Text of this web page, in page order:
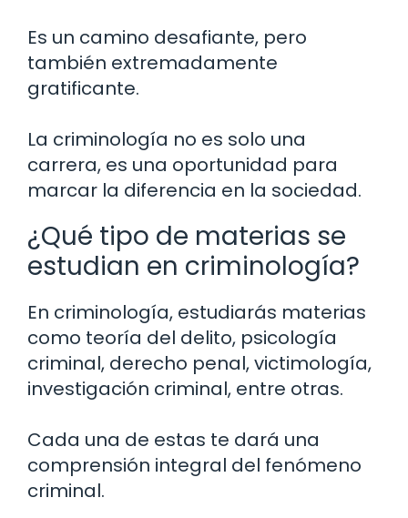
Es un camino desafiante, pero
también extremadamente
gratificante.
La criminología no es solo una
carrera, es una oportunidad para
marcar la diferencia en la sociedad.
¿Qué tipo de materias se
estudian en criminología?
En criminología, estudiarás materias
como teoría del delito, psicología
criminal, derecho penal, victimología,
investigación criminal, entre otras.
Cada una de estas te dará una
comprensión integral del fenómeno
criminal.